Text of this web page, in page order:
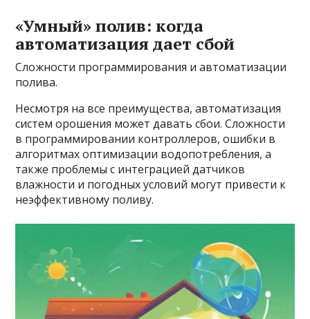
«Умный» полив: когда
автоматизация дает сбой
Сложности программирования и автоматизации
полива.
Несмотря на все преимущества, автоматизация
систем орошения может давать сбои. Сложности
в программировании контроллеров, ошибки в
алгоритмах оптимизации водопотребления, а
также проблемы с интеграцией датчиков
влажности и погодных условий могут привести к
неэффективному поливу.